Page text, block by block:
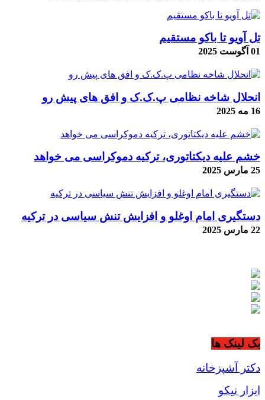
تل آویو تا باکو مستقیم
01 آگوست 2025
انحلال شاخه نظامی پ.ک.ک و افق های پیش رو
16 مه 2025
خشم علیه دیکتاتوری، ترکیه دموکراسی می خواهد
25 مارس 2025
دستگیری امام اوغلو و افزایش تنش سیاسی در ترکیه
22 مارس 2025
بک لینک ها
دکتر آشپزخانه
ابزار نیکو